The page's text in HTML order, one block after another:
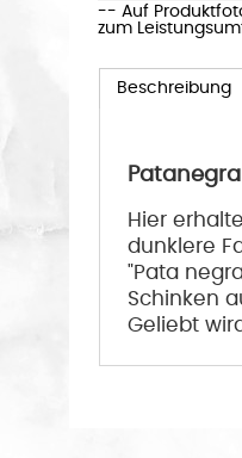
-- Auf
zum
Beschreibung
Hier
dunklere
"Pata
Schinken
Geliebt